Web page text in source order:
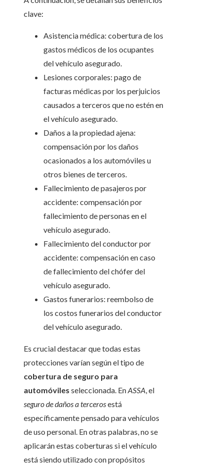
clave:
Asistencia médica: cobertura de los
gastos médicos de los ocupantes
del vehículo asegurado.
Lesiones corporales: pago de
facturas médicas por los perjuicios
causados a terceros que no estén en
el vehículo asegurado.
Daños a la propiedad ajena:
compensación por los daños
ocasionados a los automóviles u
otros bienes de terceros.
Fallecimiento de pasajeros por
accidente: compensación por
fallecimiento de personas en el
vehículo asegurado.
Fallecimiento del conductor por
accidente: compensación en caso
de fallecimiento del chófer del
vehículo asegurado.
Gastos funerarios: reembolso de
los costos funerarios del conductor
del vehículo asegurado.
Es crucial destacar que todas estas
protecciones varían según el tipo de
cobertura de seguro para
automóviles seleccionada. EnASSA, el
seguro de daños a tercerosestá
específicamente pensado para vehículos
de uso personal. En otras palabras, no se
aplicarán estas coberturas si el vehículo
está siendo utilizado con propósitos